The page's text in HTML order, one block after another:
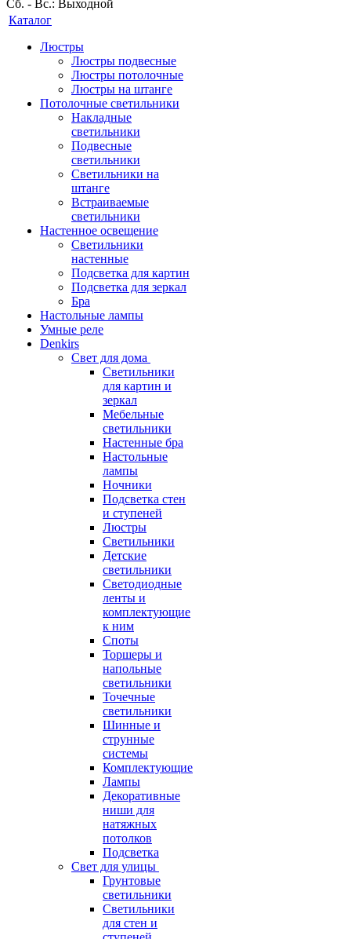
Сб. - Вс.: Выходной
Каталог
Люстры
Люстры подвесные
Люстры потолочные
Люстры на штанге
Потолочные светильники
Накладные
светильники
Подвесные
светильники
Светильники на
штанге
Встраиваемые
светильники
Настенное освещение
Светильники
настенные
Подсветка для картин
Подсветка для зеркал
Бра
Настольные лампы
Умные реле
Denkirs
Свет для дома
Светильники
для картин и
зеркал
Мебельные
светильники
Настенные бра
Настольные
лампы
Ночники
Подсветка стен
и ступеней
Люстры
Светильники
Детские
светильники
Светодиодные
ленты и
комплектующие
к ним
Споты
Торшеры и
напольные
светильники
Точечные
светильники
Шинные и
струнные
системы
Комплектующие
Лампы
Декоративные
ниши для
натяжных
потолков
Подсветка
Свет для улицы
Грунтовые
светильники
Светильники
для стен и